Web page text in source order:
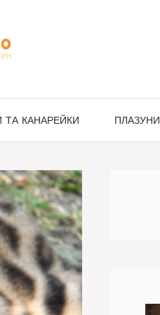
ТА КАНАРЕЙКИ ПЛАЗУНИ